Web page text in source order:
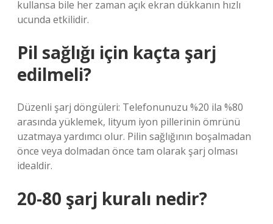
kullansa bile her zaman açık ekran dükkanın hızlı
ucunda etkilidir.
Pil sağlığı için kaçta şarj
edilmeli?
Düzenli şarj döngüleri: Telefonunuzu %20 ila %80
arasında yüklemek, lityum iyon pillerinin ömrünü
uzatmaya yardımcı olur. Pilin sağlığının boşalmadan
önce veya dolmadan önce tam olarak şarj olması
idealdir.
20-80 şarj kuralı nedir?